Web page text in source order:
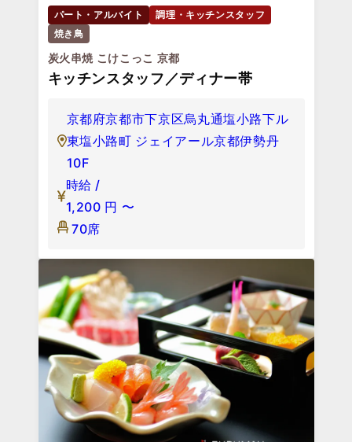
パート・アルバイト
調理・キッチンスタッフ
焼き鳥
炭火串焼 こけこっこ 京都
キッチンスタッフ／ディナー帯
京都府京都市下京区烏丸通塩小路下ル
東塩小路町 ジェイアール京都伊勢丹
10F
時給 /
1,200 円 〜
70席